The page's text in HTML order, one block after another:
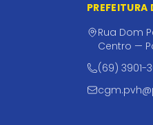
PREFEITURA
Rua Dom
Centro —
(69) 3901-